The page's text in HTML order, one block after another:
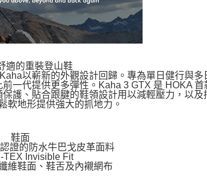
適的重裝登山鞋
以嶄新的外觀設計回歸。專為單日健行與多
一代提供更多彈性。Kaha 3 GTX 是 HOKA 首
護、貼合跟腱的鞋領設計用以減輕壓力，以
軟地形提供強大的抓地力。
鞋面
證的防水牛巴戈皮革面料
TEX Invisible Fit
維鞋面、鞋舌及內襯網布